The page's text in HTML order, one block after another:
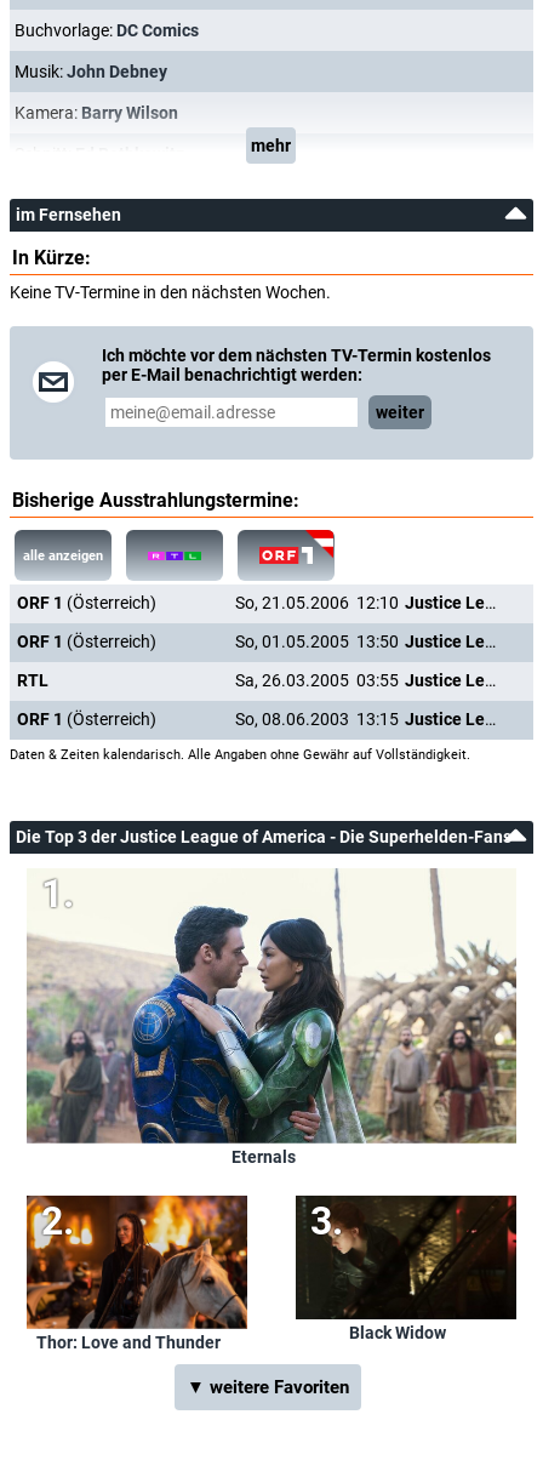
Buchvorlage: DC Comics
Musik:John Debney
Kamera: Barry Wilson
mehr
im Fernsehen
In Kürze:
Keine TV-Termine in den nächsten Wochen.
Ich möchte vor dem nächsten TV-Termin kostenlos
per E-Mail benachrichtigt werden:
weiter
Bisherige Ausstrahlungstermine:
alle anzeigen
ORF 1 (Österreich) So, 21.05.2006 12:10
Justice League of America - Die Superhelden
ORF 1 (Österreich) So, 01.05.2005 13:50
Justice League of America - Die Superhelden
RTL
Sa, 26.03.2005 03:55
Justice League of America - Die Superhelden
ORF 1 (Österreich) So, 08.06.2003 13:15 Justice League of America - Die Superhelden
Daten & Zeiten kalendarisch. Alle Angaben ohne Gewähr auf Vollständigkeit.
Die Top 3 der Justice League of America - Die Superhelden-Fans
Eternals
Thor: Love and Thunder Black Widow
▼ weitere Favoriten